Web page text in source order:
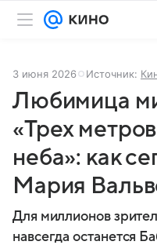
3 июня 2026 Источник:
Любимица
«Трех
неба»: как
Мария
Для миллионов
навсегда останется